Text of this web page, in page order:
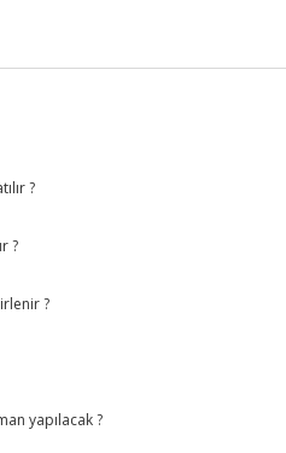
?
?
?
yapılacak ?